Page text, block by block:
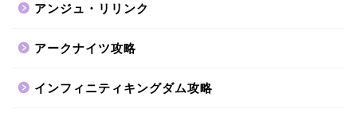
アンジュ・リリンク
アークナイツ攻略
インフィニティキングダム攻略